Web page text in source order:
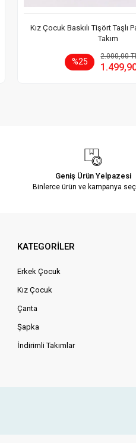
Kız Çocuk Baskılı Tişört Taşlı
Takım
%25
2.000,00
Geniş Ürün Yelpazesi
Binlerce ürün ve kampanya
KATEGORİLER
Erkek Çocuk
Kız Çocuk
Çanta
Şapka
İndirimli Takımlar